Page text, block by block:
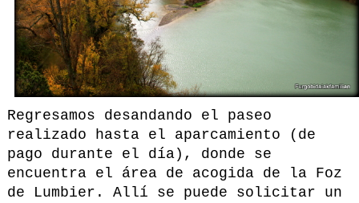
Regresamos desandando el paseo
realizado hasta el aparcamiento (de
pago durante el día), donde se
encuentra el área de acogida de la Foz
de Lumbier. Allí se puede solicitar un